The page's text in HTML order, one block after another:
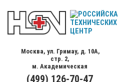
Москва, ул. Гримау, д. 10А,
стр. 2,
м. Академическая
(499) 126-70-47